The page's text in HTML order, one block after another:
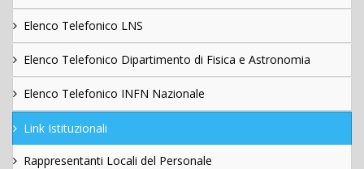
Elenco Telefonico LNS
Elenco Telefonico Dipartimento di Fisica e Astronomia
Elenco Telefonico INFN Nazionale
Link Istituzionali
Rappresentanti Locali del Personale